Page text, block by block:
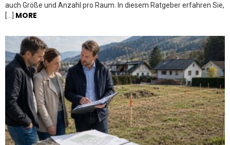
auch Größe und Anzahl pro Raum. In diesem Ratgeber erfahren Sie,
[…] MORE